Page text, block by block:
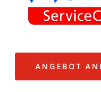
ANGEBOT